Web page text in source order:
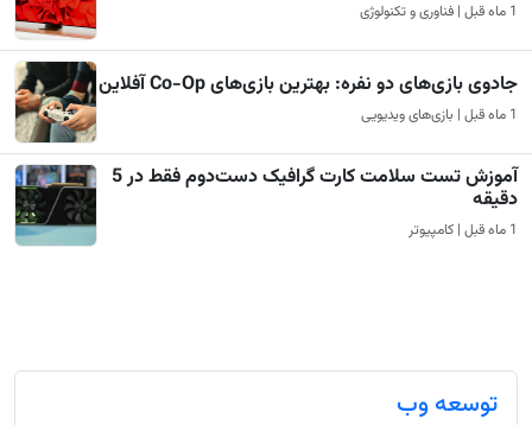
1 ماه قبل | فناوری و تکنولوژی
جادوی بازی‌های دو نفره: بهترین بازی‌های Co-Op آفلاین
1 ماه قبل | بازی‌های ویدیویی
آموزش تست سلامت کارت گرافیک دست‌دوم فقط در 5
دقیقه
1 ماه قبل | کامپیوتر
توسعه وب